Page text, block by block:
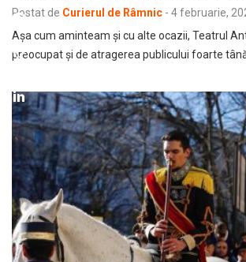
Postat de Curierul de Râmnic - 4 februarie,
Așa cum aminteam și cu alte ocazii, Teatrul
preocupat şi de atragerea publicului foarte